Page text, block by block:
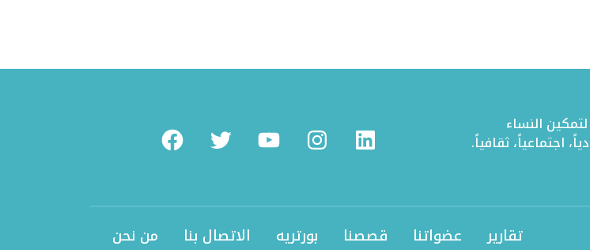
إن
النساء
اجتماعياً، ثقافياً. FacebookTwitterYoutubeInstagramLinkedin
تقارير عضواتنا قصصنا بورتريه الاتصال بنا من نحن